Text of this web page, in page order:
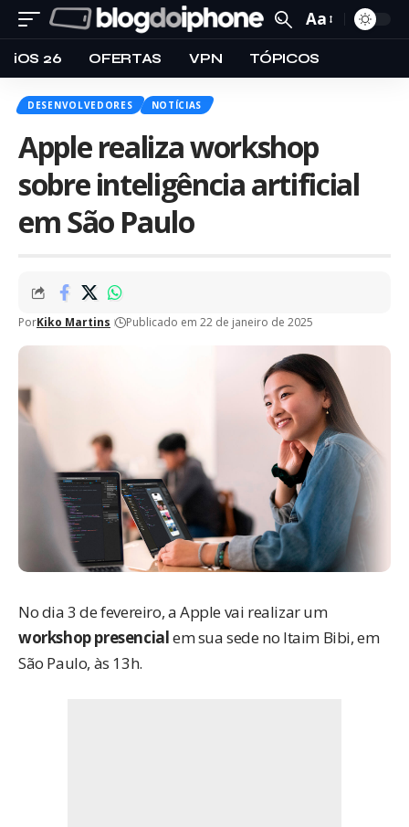
Aa
iOS 26 OFERTAS VPN TÓPICOS
DESENVOLVEDORES NOTÍCIAS
Apple realiza workshop
sobre inteligência artificial
em São Paulo
PorKiko Martins Publicado em 22 de janeiro de 2025
No dia 3 de fevereiro, a Apple vai realizar um
workshop presencialem sua sede no Itaim Bibi, em
São Paulo, às 13h.